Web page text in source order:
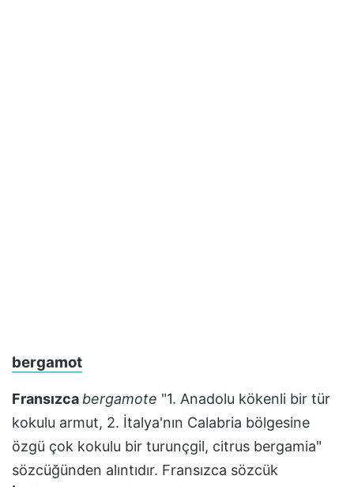
bergamot
Fransızca bergamote "1. Anadolu kökenli bir tür
kokulu armut, 2. İtalya'nın Calabria bölgesine
özgü çok kokulu bir turunçgil, citrus bergamia"
sözcüğünden alıntıdır. Fransızca sözcük